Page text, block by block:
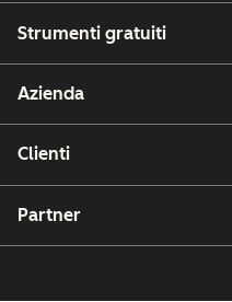
Strumenti gratuiti
Azienda
Clienti
Partner